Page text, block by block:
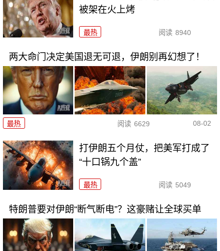
被架在火上烤
最热 阅读 8940
两大命门决定美国退无可退，伊朗别再幻想了！
最热 阅读 6629 08-02
打伊朗五个月仗，把美军打成了
“十口锅九个盖”
最热 阅读 5049
特朗普要对伊朗“断气断电”？这豪赌让全球买单